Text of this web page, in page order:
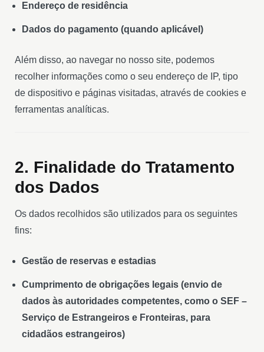
Endereço de residência
Dados do pagamento (quando aplicável)
Além disso, ao navegar no nosso site, podemos
recolher informações como o seu endereço de IP, tipo
de dispositivo e páginas visitadas, através de cookies e
ferramentas analíticas.
2. Finalidade do Tratamento
dos Dados
Os dados recolhidos são utilizados para os seguintes
fins:
Gestão de reservas e estadias
Cumprimento de obrigações legais (envio de
dados às autoridades competentes, como o SEF –
Serviço de Estrangeiros e Fronteiras, para
cidadãos estrangeiros)